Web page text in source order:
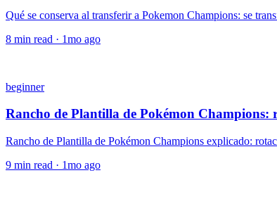
Qué se conserva al transferir a Pokemon Champions: se
8 min read · 1mo ago
beginner
Rancho de Plantilla de Pokémon Champions:
Rancho de Plantilla de Pokémon Champions explicado:
9 min read · 1mo ago